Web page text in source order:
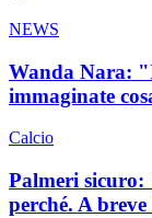
NEWS
Wanda Nara:
immaginate
Calcio
Palmeri sicuro:
perché. A